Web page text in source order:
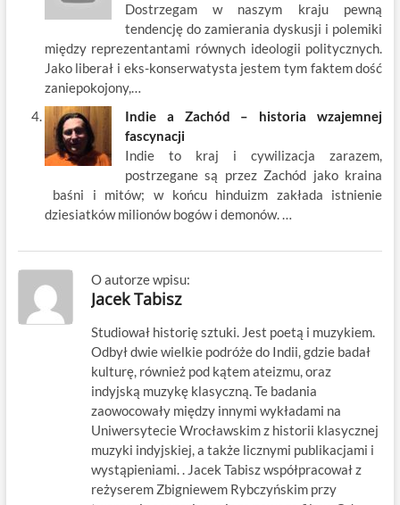
Dostrzegam w naszym kraju pewną
tendencję do zamierania dyskusji i polemiki
między reprezentantami równych ideologii politycznych.
Jako liberał i eks-konserwatysta jestem tym faktem dość
zaniepokojony,…
Indie a Zachód – historia wzajemnej
fascynacji
Indie to kraj i cywilizacja zarazem,
postrzegane są przez Zachód jako kraina
baśni i mitów; w końcu hinduizm zakłada istnienie
dziesiatków milionów bogów i demonów. …
O autorze wpisu:
Jacek Tabisz
Studiował historię sztuki. Jest poetą i muzykiem.
Odbył dwie wielkie podróże do Indii, gdzie badał
kulturę, również pod kątem ateizmu, oraz
indyjską muzykę klasyczną. Te badania
zaowocowały między innymi wykładami na
Uniwersytecie Wrocławskim z historii klasycznej
muzyki indyjskiej, a także licznymi publikacjami i
wystąpieniami. . Jacek Tabisz współpracował z
reżyserem Zbigniewem Rybczyńskim przy